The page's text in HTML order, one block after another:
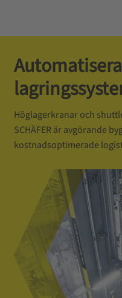
Höglagerkranar och
SCHÄFER är avgörande
kostnadsoptimerade